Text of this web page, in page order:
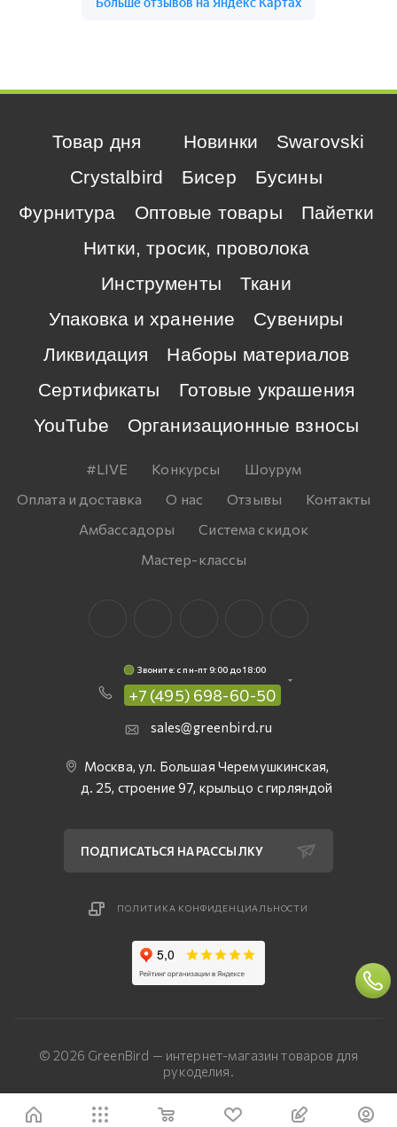
Товар дня Новинки
Swarovski
Crystalbird
Бисер
Бусины
Фурнитура
Оптовые товары
Пайетки
Нитки, тросик, проволока
Инструменты
Ткани
Упаковка и хранение
Сувениры
Ликвидация
Наборы материалов
Сертификаты
Готовые украшения
YouTube
Организационные взносы
#LIVE Конкурсы
Шоурум
Оплата и доставка
О нас Отзывы
Контакты
Амбассадоры
Система скидок
Мастер-классы
Звоните: c пн-пт 9:00 до 18:00
+7 (495) 698-60-50
sales@greenbird.ru
Москва, ул. Большая Черемушкинская,
д. 25, строение 97, крыльцо с гирляндой
ПОДПИСАТЬСЯ НА РАССЫЛКУ
ПОЛИТИКА КОНФИДЕНЦИАЛЬНОСТИ
© 2026 GreenBird — интернет-магазин товаров для
рукоделия.
Разработка сайта — «Четвертый Рим»